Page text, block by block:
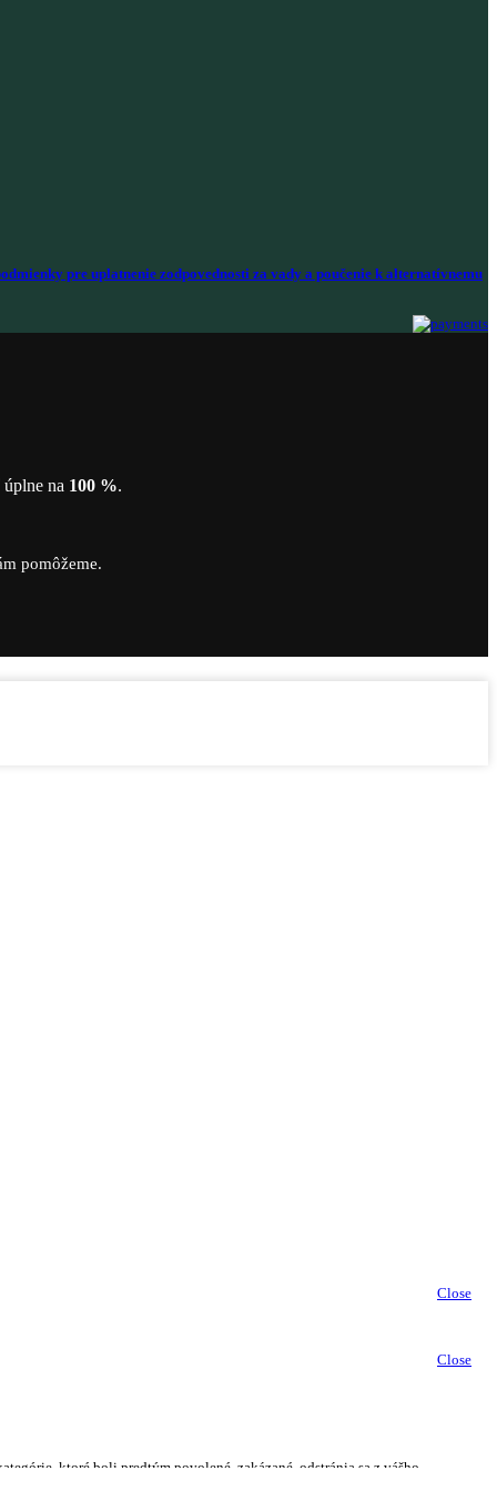
pre uplatnenie zodpovednosti za vady a poučenie k alternatívnemu
na 100 %.
pomôžeme.
Close
Close
ktoré boli predtým povolené, zakázané, odstránia sa z vášho